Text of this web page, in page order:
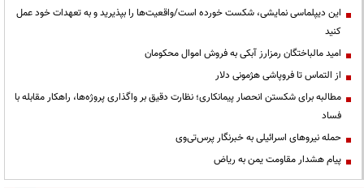
این دیپلماسی نمایشی، شکست خورده است/واقعیت‌ها را بپذیرید و به تعهدات خود عمل
کنید
امید مالباختگان رمزارز آبکی به فروش اموال محکومان
از التماس تا فروپاشی هژمونی دلار
مطالبه برای شکستن انحصار پیمانکاری؛ نظارت دقیق بر واگذاری پروژه‌ها، راهکار مقابله با
فساد
حمله نیروهای اسرائیلی به خبرنگار پرس‌تی‌وی
پیام هشدار مقاومت یمن به ریاض